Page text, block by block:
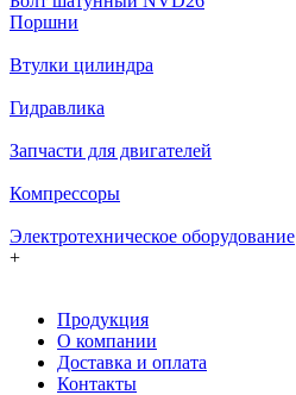
Поршни
Втулки цилиндра
Гидравлика
Запчасти для двигателей
Компрессоры
Электротехническое оборудование
+
Продукция
О компании
Доставка и оплата
Контакты